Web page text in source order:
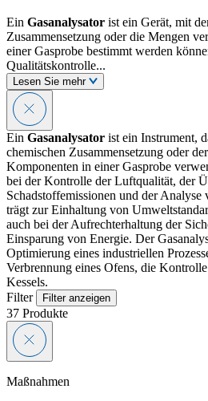
Ein Gasanalysator ist ein Gerät, mit
Zusammensetzung oder die Mengen
einer Gasprobe bestimmt werden
Qualitätskontrolle...
Lesen Sie mehr
Ein Gasanalysator ist ein Instrument,
chemischen Zusammensetzung oder
Komponenten in einer Gasprobe
bei der Kontrolle der Luftqualität, der
Schadstoffemissionen und der Analyse
trägt zur Einhaltung von
auch bei der Aufrechterhaltung der
Einsparung von Energie. Der
Optimierung eines industriellen
Verbrennung eines Ofens, die
Kessels.
Filter
Filter anzeigen
37 Produkte
Maßnahmen